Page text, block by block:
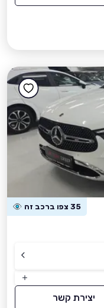
35 צפו ברכב זה
יצירת קשר